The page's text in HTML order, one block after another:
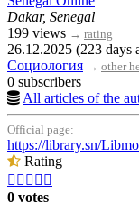
Dakar, Senegal
199 views → rating
26.12.2025 (223 days
Социология → other
0 subscribers
All articles of the
Official page:
https://library.sn/
Rating
    
0 votes